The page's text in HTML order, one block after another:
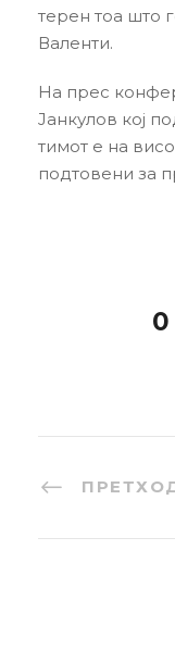
терен тоа што
Валенти.
На прес
Јанкулов кој
тимот е на
подтовени за
0